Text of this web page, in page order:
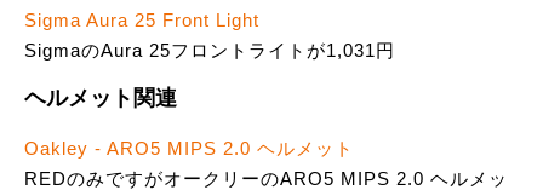
Sigma Aura 25 Front Light
SigmaのAura 25フロントライトが1,031円
ヘルメット関連
Oakley - ARO5 MIPS 2.0 ヘルメット
REDのみですがオークリーのARO5 MIPS 2.0 ヘルメッ